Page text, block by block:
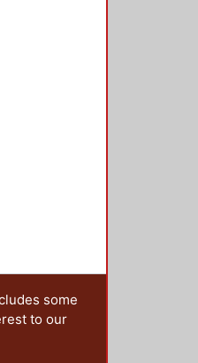
some
to our